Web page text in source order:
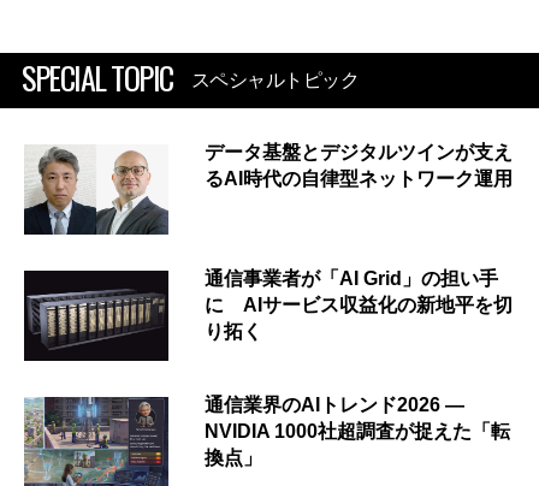
SPECIAL TOPIC スペシャルトピック
データ基盤とデジタルツインが支え
るAI時代の自律型ネットワーク運用
通信事業者が「AI Grid」の担い手
に AIサービス収益化の新地平を切
り拓く
通信業界のAIトレンド2026 ―
NVIDIA 1000社超調査が捉えた「転
換点」